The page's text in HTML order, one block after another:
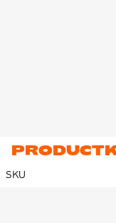
SKU